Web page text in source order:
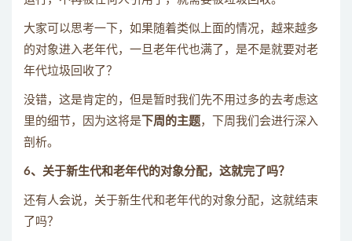
大家可以思考一下，如果随着类似上面的情况，越来越多
的对象进入老年代，一旦老年代也满了，是不是就要对老
年代垃圾回收了？
没错，这是肯定的，但是暂时我们先不用过多的去考虑这
里的细节，因为这将是下周的主题，下周我们会进行深入
剖析。
6、关于新生代和老年代的对象分配，这就完了吗？
还有人会说，关于新生代和老年代的对象分配，这就结束
了吗？